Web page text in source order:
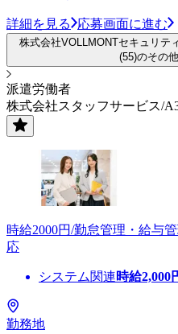
詳細を見る 応募画面に進む
株式会社VOLLMONTセキュリテ
(55)のその
派遣労働者
株式会社スタッフサービス/
時給2000円/勤怠管理・給与
応
システム関連時給2,000
勤務地